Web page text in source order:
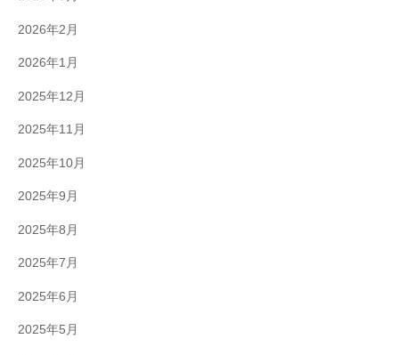
2026年2月
2026年1月
2025年12月
2025年11月
2025年10月
2025年9月
2025年8月
2025年7月
2025年6月
2025年5月